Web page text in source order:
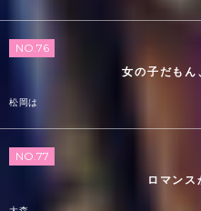
NO.76
女の子だもん
松岡は
NO.77
ロマン